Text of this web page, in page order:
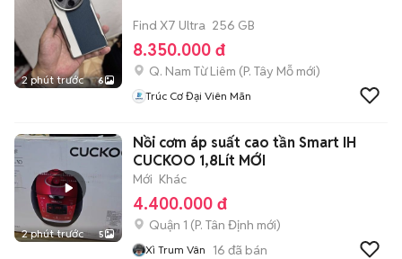
2 phút trước 6
Find X7 Ultra 256 GB
8.350.000 đ
Q. Nam Từ Liêm (P. Tây Mỗ mới)
Trúc Cơ Đại Viên Mãn
2 phút trước 5
Nồi cơm áp suất cao tần Smart IH
CUCKOO 1,8Lít MỚI
Mới Khác
4.400.000 đ
Quận 1 (P. Tân Định mới)
Xì Trum Vân 16 đã bán